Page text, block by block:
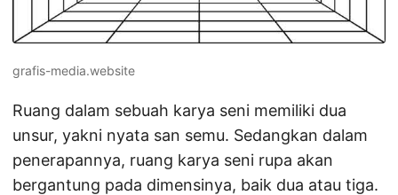
grafis-media.website
Ruang dalam sebuah karya seni memiliki dua
unsur, yakni nyata san semu. Sedangkan dalam
penerapannya, ruang karya seni rupa akan
bergantung pada dimensinya, baik dua atau tiga.